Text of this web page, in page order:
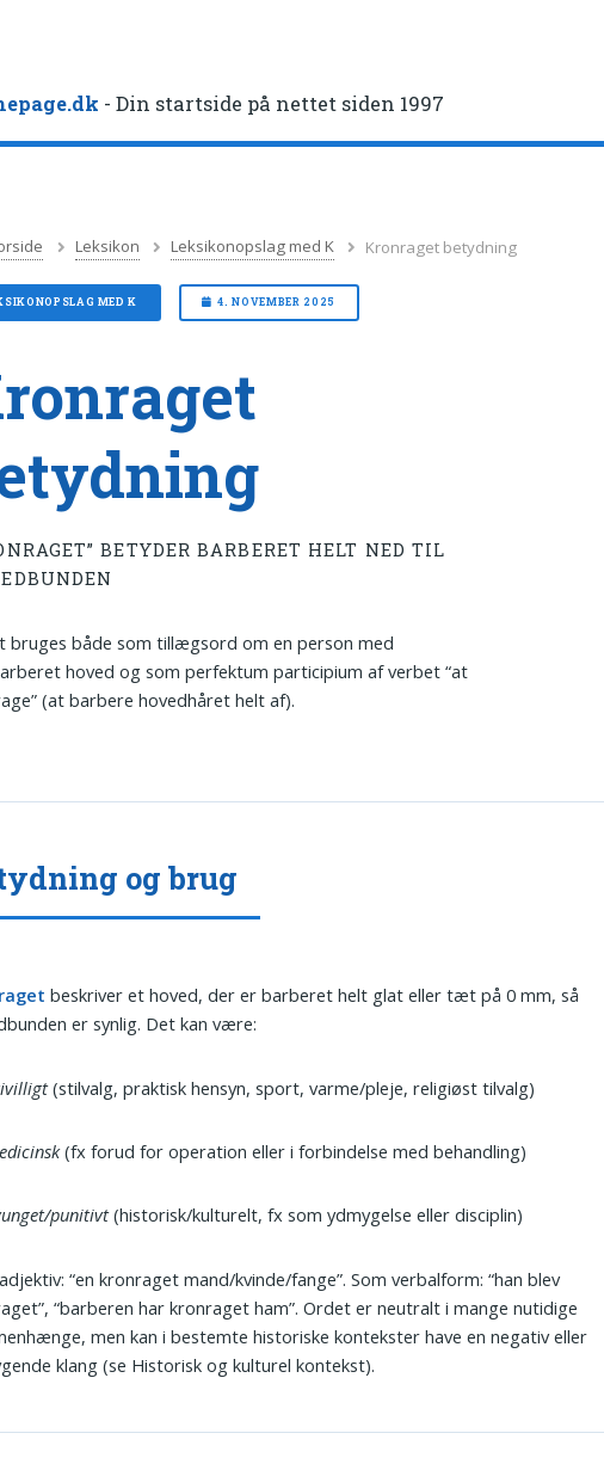
- Din startside på nettet siden 1997
Leksikon Leksikonopslag med K Kronraget betydning
MED K 4. NOVEMBER 2025
BETYDER BARBERET HELT NED TIL
bruges både som tillægsord om en person med
hoved og som perfektum participium af verbet “at
(at barbere hovedhåret helt af).
og brug
beskriver et hoved, der er barberet helt glat eller tæt på 0 mm, så
er synlig. Det kan være:
(stilvalg, praktisk hensyn, sport, varme/pleje, religiøst tilvalg)
(fx forud for operation eller i forbindelse med behandling)
punitivt(historisk/kulturelt, fx som ydmygelse eller disciplin)
“en kronraget mand/kvinde/fange”. Som verbalform: “han blev
“barberen har kronraget ham”. Ordet er neutralt i mange nutidige
men kan i bestemte historiske kontekster have en negativ eller
klang (se Historisk og kulturel kontekst).